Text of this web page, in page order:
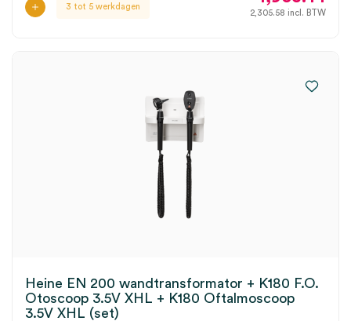
3 tot 5 werkdagen
2,305.58 incl. BTW
Heine EN 200 wandtransformator + K180 F.O.
Otoscoop 3.5V XHL + K180 Oftalmoscoop
3.5V XHL (set)